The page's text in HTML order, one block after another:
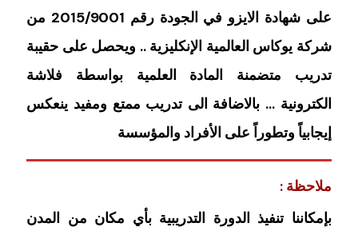
على شهادة الايزو في الجودة رقم 2015/9001 من
شركة يوكاس العالمية الإنكليزية .. ويحصل على حقيبة
تدريب متضمنة المادة العلمية بواسطة فلاشة
الكترونية … بالاضافة الى تدريب ممتع ومفيد ينعكس
إيجابياً وتطوراً على الأفراد والمؤسسة
ملاحظة :
بإمكاننا تنفيذ الدورة التدريبية بأي مكان من المدن